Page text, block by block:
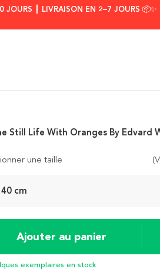
JOURS ┃ LIVRAISON EN 2–7 JOURS 📦✨
une taille
cm
Ajouter au panier
exemplaires en stock
Still Life With Oranges By Edvard